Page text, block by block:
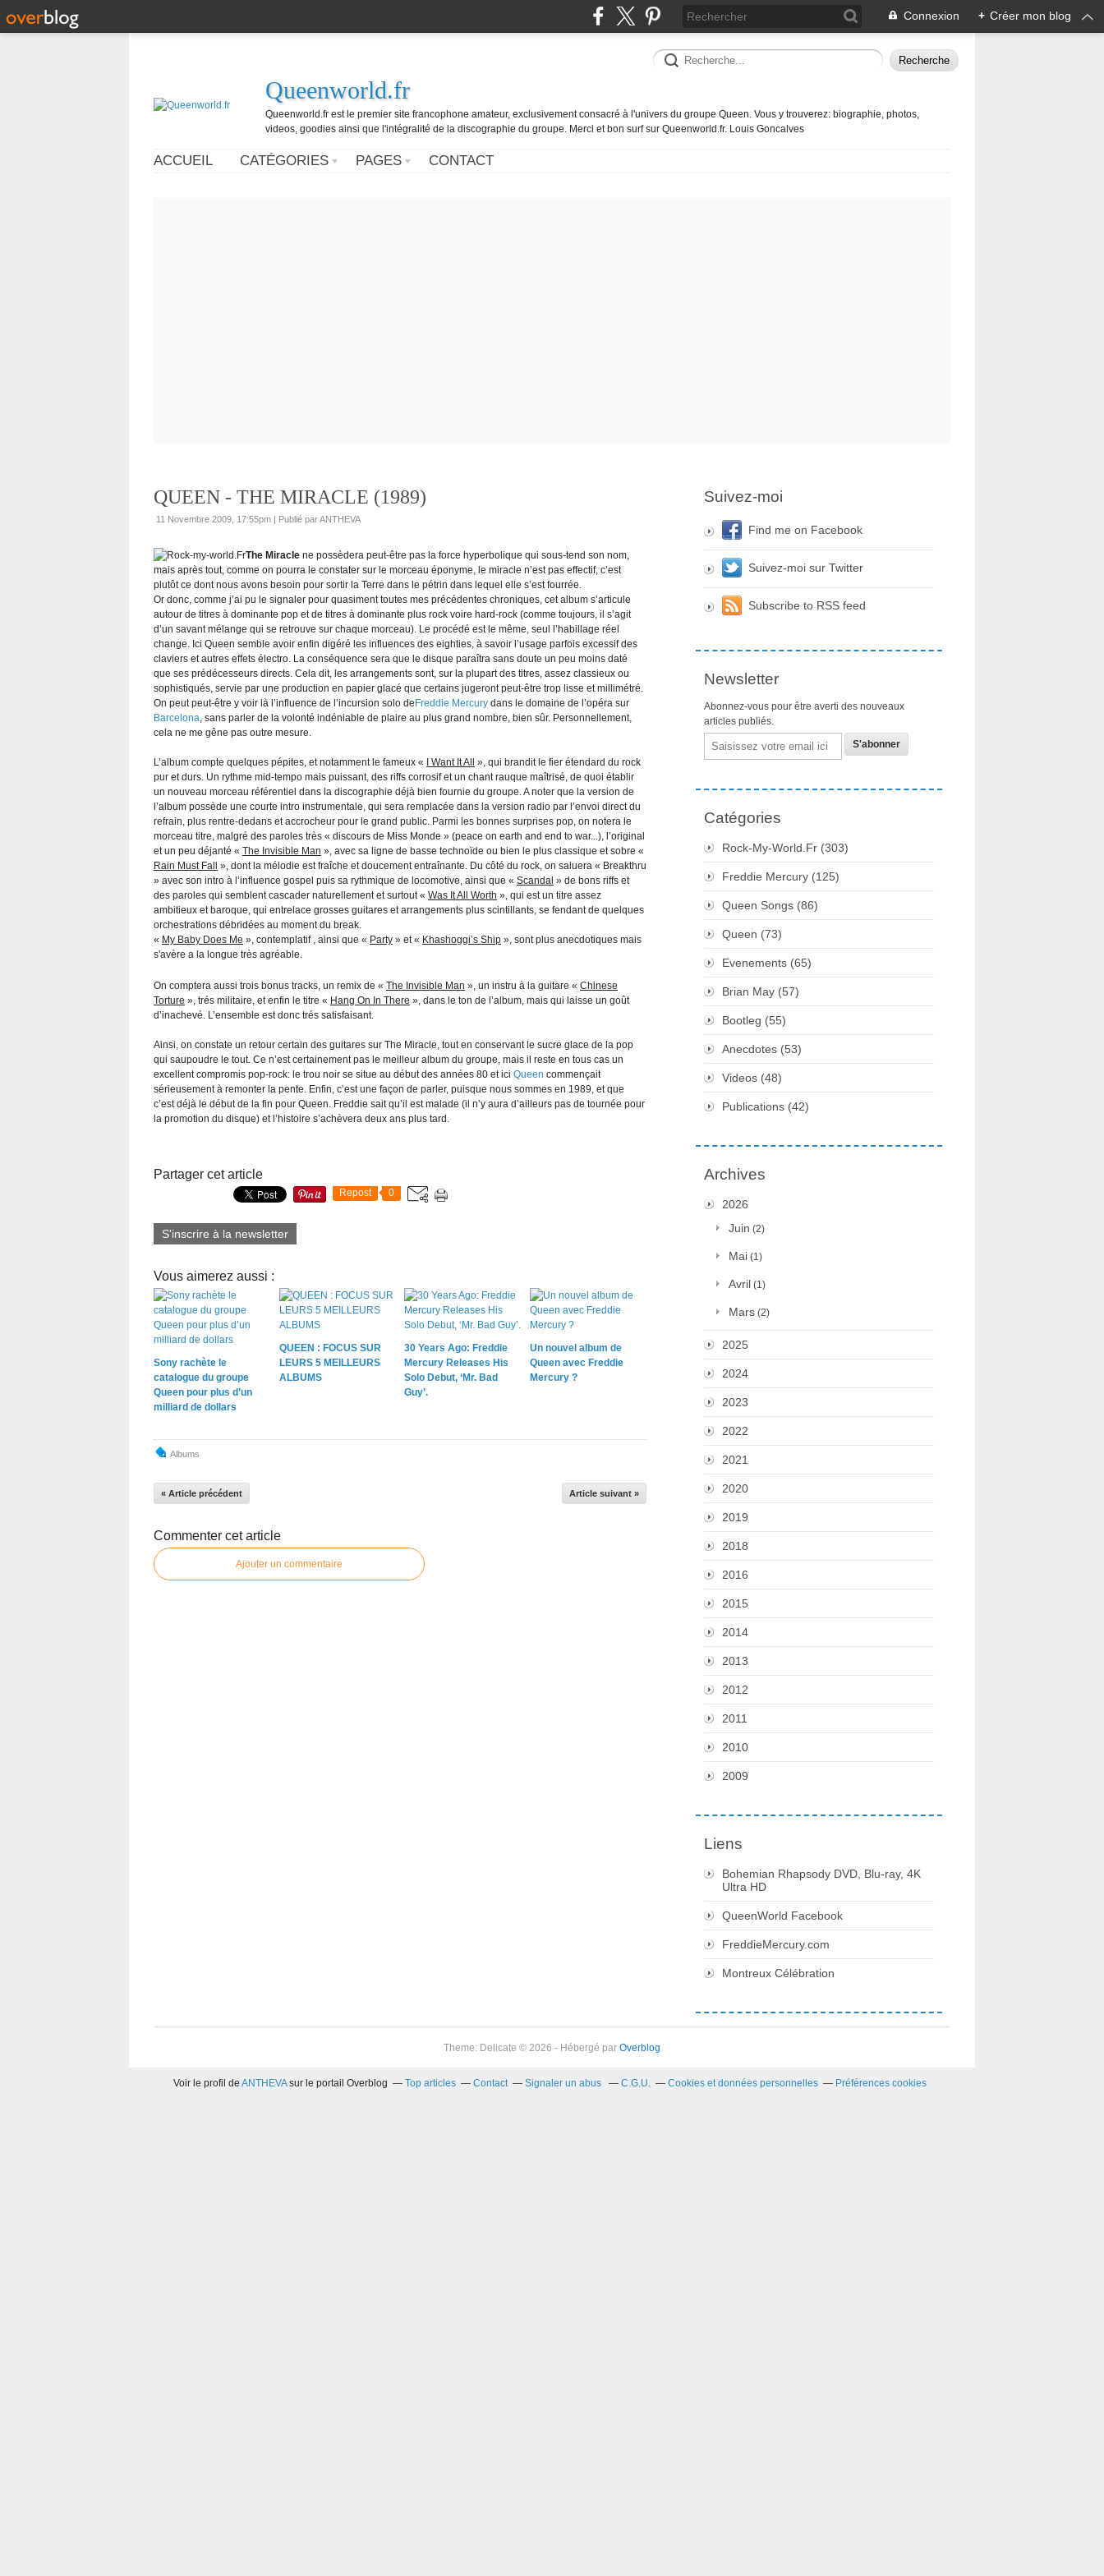
Connexion + Créer mon blog
Queenworld.fr
Queenworld.fr est le premier site francophone amateur, exclusivement consacré à l'univers du groupe Queen. Vous y trouverez: biographie, photos,
videos, goodies ainsi que l'intégralité de la discographie du groupe. Merci et bon surf sur Queenworld.fr. Louis Goncalves
ACCUEIL CATÉGORIES PAGES CONTACT
QUEEN - THE MIRACLE (1989)
11 Novembre 2009, 17:55pm | Publié par ANTHEVA
The Miracle ne possèdera peut-être pas la force hyperbolique qui sous-tend son nom,
mais après tout, comme on pourra le constater sur le morceau éponyme, le miracle n’est pas effectif, c’est
plutôt ce dont nous avons besoin pour sortir la Terre dans le pétrin dans lequel elle s’est fourrée.
Or donc, comme j’ai pu le signaler pour quasiment toutes mes précédentes chroniques, cet album s’articule
autour de titres à dominante pop et de titres à dominante plus rock voire hard-rock (comme toujours, il s’agit
d’un savant mélange qui se retrouve sur chaque morceau). Le procédé est le même, seul l’habillage réel
change. Ici Queen semble avoir enfin digéré les influences des eighties, à savoir l’usage parfois excessif des
claviers et autres effets électro. La conséquence sera que le disque paraîtra sans doute un peu moins daté
que ses prédécesseurs directs. Cela dit, les arrangements sont, sur la plupart des titres, assez classieux ou
sophistiqués, servie par une production en papier glacé que certains jugeront peut-être trop lisse et millimétré.
On peut peut-être y voir là l’influence de l’incursion solo de Freddie Mercury dans le domaine de l’opéra sur
Barcelona, sans parler de la volonté indéniable de plaire au plus grand nombre, bien sûr. Personnellement,
cela ne me gêne pas outre mesure.
L’album compte quelques pépites, et notamment le fameux « I Want It All
», qui brandit le fier étendard du rock
pur et durs. Un rythme mid-tempo mais puissant, des riffs corrosif et un chant rauque maîtrisé, de quoi établir
un nouveau morceau référentiel dans la discographie déjà bien fournie du groupe. A noter que la version de
l’album possède une courte intro instrumentale, qui sera remplacée dans la version radio par l’envoi direct du
refrain, plus rentre-dedans et accrocheur pour le grand public. Parmi les bonnes surprises pop, on notera le
morceau titre, malgré des paroles très « discours de Miss Monde » (peace on earth and end to war...), l’original
et un peu déjanté « The Invisible Man », avec sa ligne de basse technoïde ou bien le plus classique et sobre «
Rain Must Fall
», dont la mélodie est fraîche et doucement entraînante. Du côté du rock, on saluera « Breakthru
» avec son intro à l’influence gospel puis sa rythmique de locomotive, ainsi que « Scandal » de bons riffs et
des paroles qui semblent cascader naturellement et surtout « Was It All Worth », qui est un titre assez
ambitieux et baroque, qui entrelace grosses guitares et arrangements plus scintillants, se fendant de quelques
orchestrations débridées au moment du break.
« My Baby Does Me », contemplatif , ainsi que « Party » et « Khashoggi’s Ship », sont plus anecdotiques mais
s'avère a la longue très agréable.
On comptera aussi trois bonus tracks, un remix de « The Invisible Man », un instru à la guitare « Chinese
Torture », trés militaire, et enfin le titre « Hang On In There », dans le ton de l’album, mais qui laisse un goût
d’inachevé. L’ensemble est donc trés satisfaisant.
Ainsi, on constate un retour certain des guitares sur The Miracle, tout en conservant le sucre glace de la pop
qui saupoudre le tout. Ce n’est certainement pas le meilleur album du groupe, mais il reste en tous cas un
excellent compromis pop-rock: le trou noir se situe au début des années 80 et ici Queen commençait
sérieusement à remonter la pente. Enfin, c’est une façon de parler, puisque nous sommes en 1989, et que
c’est déjà le début de la fin pour Queen. Freddie sait qu’il est malade (il n’y aura d’ailleurs pas de tournée pour
la promotion du disque) et l’histoire s’achèvera deux ans plus tard.
Partager cet article
Repost 0
S'inscrire à la newsletter
Vous aimerez aussi :
Sony rachète le
catalogue du groupe
Queen pour plus d’un
milliard de dollars
QUEEN : FOCUS SUR
LEURS 5 MEILLEURS
ALBUMS
30 Years Ago: Freddie
Mercury Releases His
Solo Debut, ‘Mr. Bad
Guy’.
Un nouvel album de
Queen avec Freddie
Mercury ?
Albums
« Article précédent Article suivant »
Commenter cet article
Ajouter un commentaire
Suivez-moi
Find me on Facebook
Suivez-moi sur Twitter
Subscribe to RSS feed
Newsletter
Abonnez-vous pour être averti des nouveaux
articles publiés.
Email
Catégories
Rock-My-World.fr (303)
Freddie Mercury (125)
Queen Songs (86)
Queen (73)
Evenements (65)
Brian May (57)
Bootleg (55)
Anecdotes (53)
Videos (48)
Publications (42)
Archives
2026
Juin (2)
Mai (1)
Avril (1)
Mars (2)
2025
2024
2023
2022
2021
2020
2019
2018
2016
2015
2014
2013
2012
2011
2010
2009
Liens
Bohemian Rhapsody DVD, Blu-ray, 4K
Ultra HD
QueenWorld Facebook
FreddieMercury.com
Montreux Célébration
Theme: Delicate © 2026 - Hébergé par Overblog
Voir le profil de ANTHEVAsur le portail Overblog Top articles Contact Signaler un abus C.G.U. Cookies et données personnelles Préférences cookies